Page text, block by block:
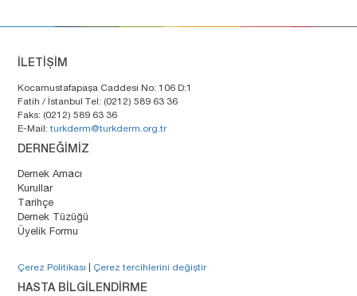
İLETİŞİM
Kocamustafapaşa Caddesi No: 106 D:1
Fatih / İstanbul Tel: (0212) 589 63 36
Faks: (0212) 589 63 36
E-Mail:turkderm@turkderm.org.tr
DERNEĞİMİZ
Dernek Amacı
Kurullar
Tarihçe
Dernek Tüzüğü
Üyelik Formu
Çerez Politikası Çerez tercihlerini değiştir
HASTA BİLGİLENDİRME